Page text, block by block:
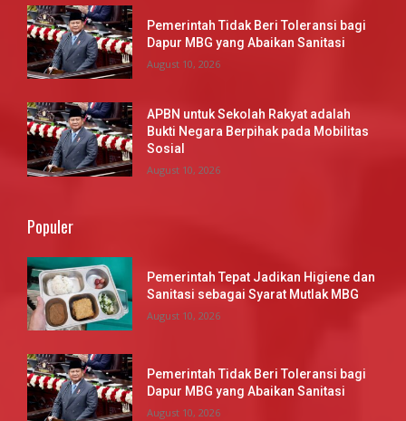
Pemerintah Tidak Beri Toleransi bagi
Dapur MBG yang Abaikan Sanitasi
August 10, 2026
APBN untuk Sekolah Rakyat adalah
Bukti Negara Berpihak pada Mobilitas
Sosial
August 10, 2026
Populer
Pemerintah Tepat Jadikan Higiene dan
Sanitasi sebagai Syarat Mutlak MBG
August 10, 2026
Pemerintah Tidak Beri Toleransi bagi
Dapur MBG yang Abaikan Sanitasi
August 10, 2026